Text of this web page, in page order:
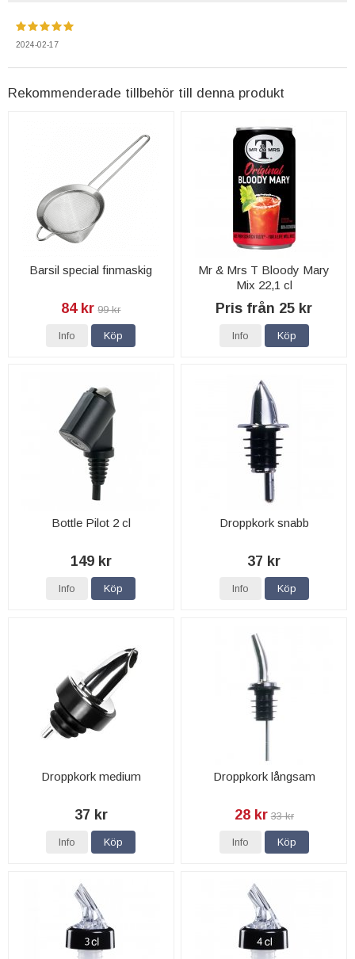
2024-02-17
Rekommenderade tillbehör till denna produkt
Barsil special finmaskig
84 kr 99 kr
Info Köp
Mr & Mrs T Bloody Mary
Mix 22,1 cl
Pris från 25 kr
Info Köp
Bottle Pilot 2 cl
149 kr
Info Köp
Droppkork snabb
37 kr
Info Köp
Droppkork medium
37 kr
Info Köp
Droppkork långsam
28 kr 33 kr
Info Köp